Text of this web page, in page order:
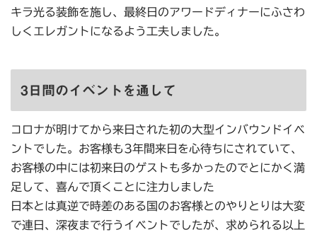
キラ光る装飾を施し、最終日のアワードディナーにふさわ
しくエレガントになるよう工夫しました。
3日間のイベントを通して
コロナが明けてから来日された初の大型インバウンドイベ
ントでした。お客様も3年間来日を心待ちにされていて、
お客様の中には初来日のゲストも多かったのでとにかく満
足して、喜んで頂くことに注力しました
日本とは真逆で時差のある国のお客様とのやりとりは大変
で連日、深夜まで行うイベントでしたが、求められる以上